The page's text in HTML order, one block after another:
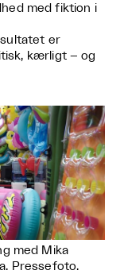
med fiktion i
er
kærligt – og
med Mika
Pressefoto.